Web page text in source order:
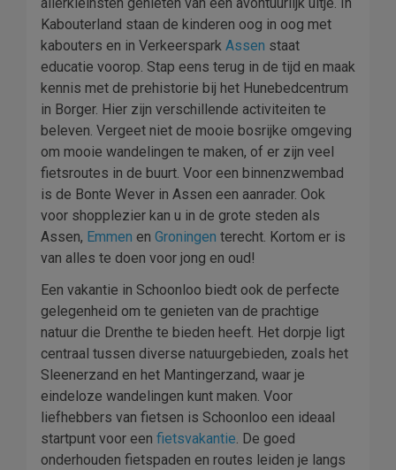
allerkleinsten genieten van een avontuurlijk uitje. In
Kabouterland staan de kinderen oog in oog met
kabouters en in Verkeerspark Assen staat
educatie voorop. Stap eens terug in de tijd en maak
kennis met de prehistorie bij het Hunebedcentrum
in Borger. Hier zijn verschillende activiteiten te
beleven. Vergeet niet de mooie bosrijke omgeving
om mooie wandelingen te maken, of er zijn veel
fietsroutes in de buurt. Voor een binnenzwembad
is de Bonte Wever in Assen een aanrader. Ook
voor shopplezier kan u in de grote steden als
Assen, Emmen en Groningen terecht. Kortom er is
van alles te doen voor jong en oud!
Een vakantie in Schoonloo biedt ook de perfecte
gelegenheid om te genieten van de prachtige
natuur die Drenthe te bieden heeft. Het dorpje ligt
centraal tussen diverse natuurgebieden, zoals het
Sleenerzand en het Mantingerzand, waar je
eindeloze wandelingen kunt maken. Voor
liefhebbers van fietsen is Schoonloo een ideaal
startpunt voor een fietsvakantie. De goed
onderhouden fietspaden en routes leiden je langs